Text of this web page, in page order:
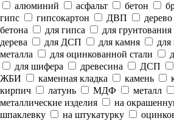
алюминий
асфальт бетон
гипс
гипсокартон ДВП дерево
бетона
для гипса для грунтования
дерева
для ДСП для камня для
металла
для оцинкованной стали
для шифера
древесина ДСП
ЖБИ
каменная кладка камень
кирпич
латунь МДФ металл
металлические изделия
на
шпаклевку
на штукатурку